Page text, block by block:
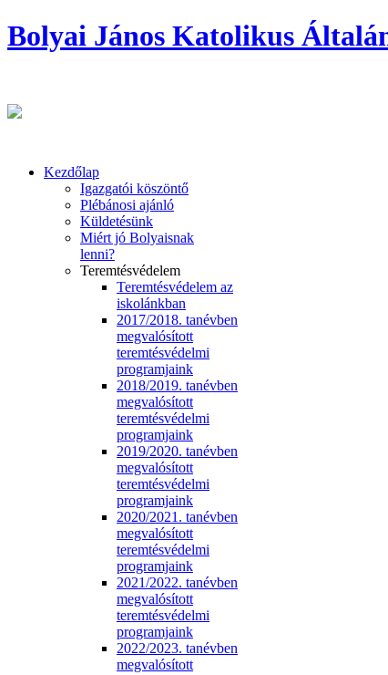
Bolyai János Katolikus
Kezdőlap
Igazgatói köszöntő
Plébánosi ajánló
Küldetésünk
Miért jó Bolyaisnak
lenni?
Teremtésvédelem
Teremtésvédelem az
iskolánkban
2017/2018. tanévben
megvalósított
teremtésvédelmi
programjaink
2018/2019. tanévben
megvalósított
teremtésvédelmi
programjaink
2019/2020. tanévben
megvalósított
teremtésvédelmi
programjaink
2020/2021. tanévben
megvalósított
teremtésvédelmi
programjaink
2021/2022. tanévben
megvalósított
teremtésvédelmi
programjaink
2022/2023. tanévben
megvalósított